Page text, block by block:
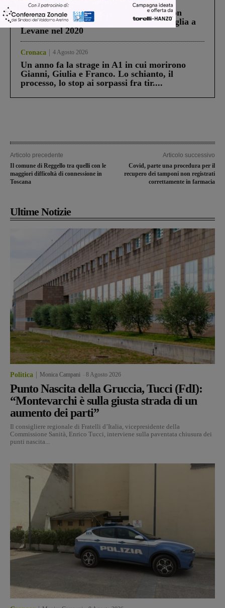
Scomparso da una struttura di Castiglion
Fiorentino l’uomo che aveva ucciso la figlia a
Levane nel 2020
Cronaca 4 Agosto 2026
Un anno fa la strage in A1 in cui morirono
Gianni, Giulia e Franco. Lo schianto, il
processo, lo stop ai sorpassi fra tir....
Articolo precedente
Il comune di Reggello tra quelli con le
maggiori difficoltà di connessione in
Toscana
Articolo successivo
Covid, parte una procedura per il
recupero dei tamponi non registrati
correttamente in farmacia
Ultime Notizie
Politica Monica Campani 8 Agosto 2026
Punto Nascita della Gruccia, Tucci (FdI):
“Montevarchi è sulla giusta strada di un
aumento dei parti”
Il consigliere regionale di Fratelli d’Italia, vicepresidente della
Commissione Sanità, Enrico Tucci, interviene sulla paventata chiusura dei
punti nascita...